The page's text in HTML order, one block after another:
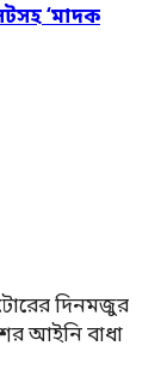
‘মাদক
দিনমজুর
আইনি বাধা